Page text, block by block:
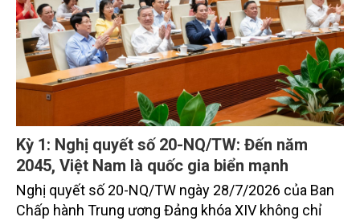
Kỳ 1: Nghị quyết số 20-NQ/TW: Đến năm
2045, Việt Nam là quốc gia biển mạnh
Nghị quyết số 20-NQ/TW ngày 28/7/2026 của Ban
Chấp hành Trung ương Đảng khóa XIV không chỉ